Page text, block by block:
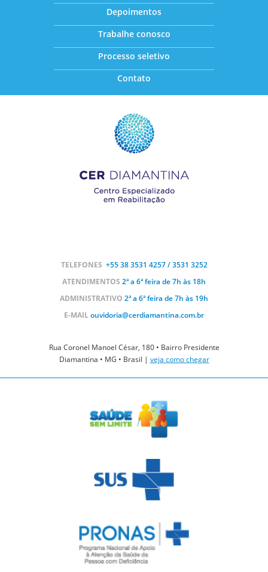
Depoimentos
Trabalhe conosco
Processo seletivo
Contato
TELEFONES +55 383531 4257 / 3531 3252
ATENDIMENTOS 2ª a 6ª feira de 7h às 18h
ADMINISTRATIVO 2ª a 6ª feira de 7h às 19h
E-MAILouvidoria@cerdiamantina.com.br
Rua Coronel Manoel César, 180 • Bairro Presidente
Diamantina • MG • Brasil | veja como chegar